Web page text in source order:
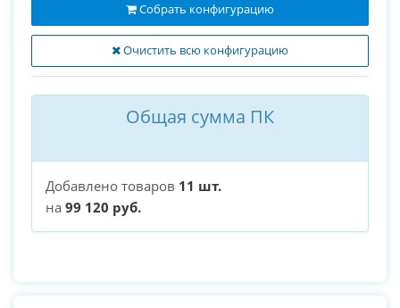
Очистить всю конфигурацию
Собрать конфигурацию
Общая сумма ПК
Добавлено товаров 11 шт.
на 99 120 руб.